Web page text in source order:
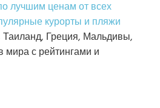
лучшим ценам от всех
курорты и пляжи
Таиланд, Греция, Мальдивы,
мира с рейтингами и